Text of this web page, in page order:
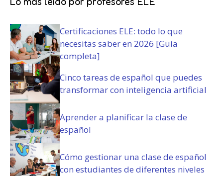
)
o
i
o
n
e
s
(
O
b
l
i
g
a
t
o
Certificaciones ELE: todo lo que
necesitas saber en 2026 [Guía
completa]
Cinco tareas de español que puedes
transformar con inteligencia artificial
Aprender a planificar la clase de
español
Cómo gestionar una clase de español
con estudiantes de diferentes niveles